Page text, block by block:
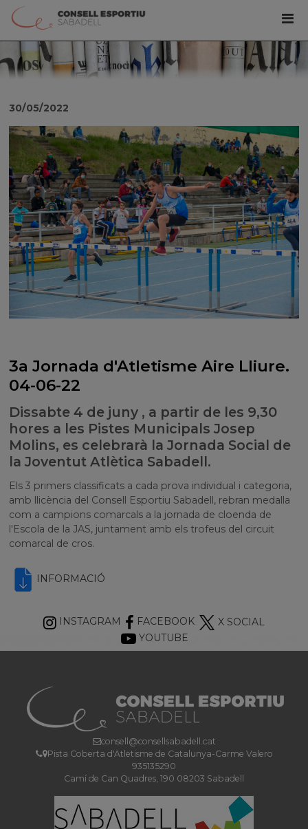
3a Jornada d'Atletisme Aire Lliure.
04-06-22
Dissabte 4 de juny , a partir de les 9,30
hores a les Pistes Municipals Josep
Molins, es celebrarà la Jornada Social de
la Joventut Atlètica Sabadell.
30/05/2022
Els 3 primers classificats a cada prova individual i categoria,
amb llicència del Consell Esportiu Sabadell, rebran medalla
com a campions comarcals a la jornada de cloenda de
l'Escola de la JAS, juntament amb els trofeus del circuit
comarcal de cros.
INFORMACIÓ
INSTAGRAM FACEBOOK
X SOCIAL
YOUTUBE
consell@consellsabadell.cat
Pista Coberta d'Atletisme de Catalunya-Carme Valero
935135290
Camí de Can Quadres, 190 08203 Sabadell